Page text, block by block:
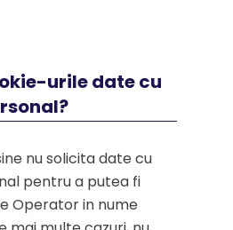
urile date cu
nu solicita date cu
pentru a putea fi
Operator in nume